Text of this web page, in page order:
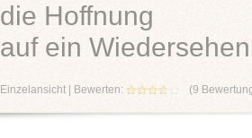
die Hoffnung
auf ein
Einzelansicht | Bewerten: (9